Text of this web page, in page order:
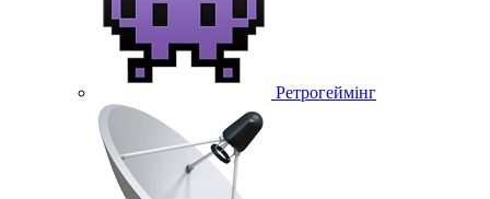
Ретрогеймінг